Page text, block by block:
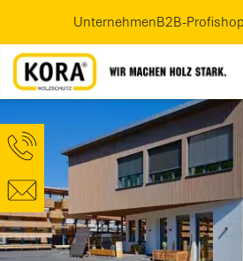
UnternehmenB2B-Profishop